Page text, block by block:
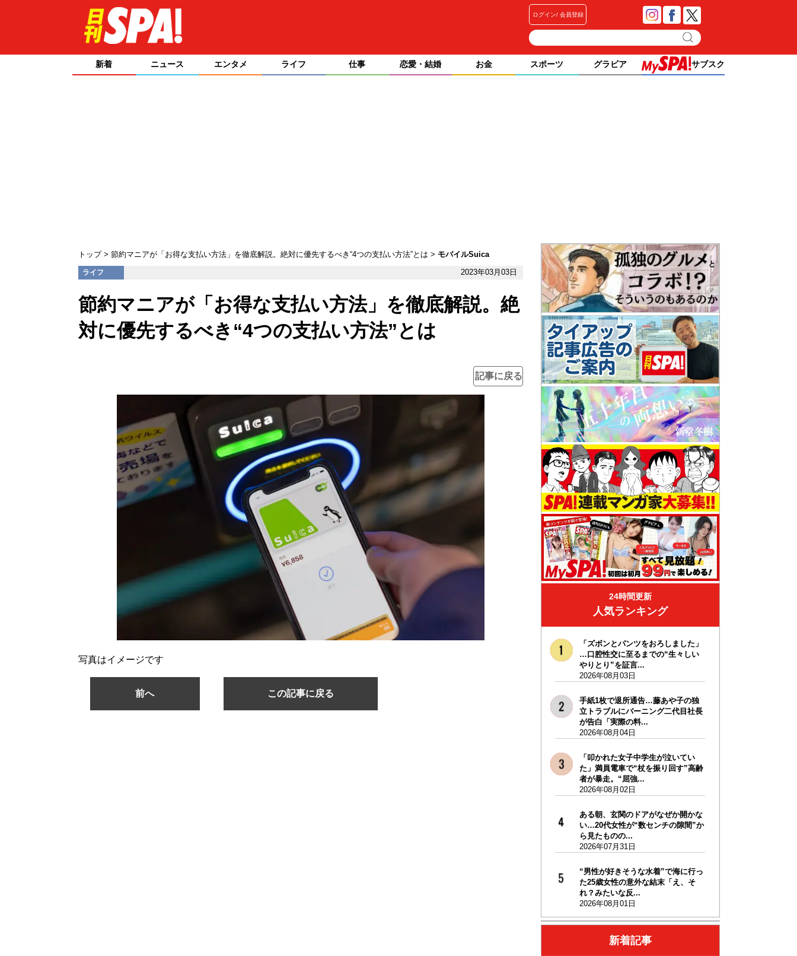
ログイン 会員登録
新着 ニュース エンタメ ライフ 仕事 恋愛・結婚 お金 スポーツ グラビア サブスク
トップ 節約マニアが「お得な支払い方法」を徹底解説。絶対に優先するべき“4つの支払い方法”とは モバイルSuica
ライフ 2023年03月03日
節約マニアが「お得な支払い方法」を徹底解説。絶
対に優先するべき“4つの支払い方法”とは
記事に戻る
写真はイメージです
前へ この記事に戻る
24時間更新
人気ランキング
「ズボンとパンツをおろしました」
…口腔性交に至るまでの“生々しい
やりとり”を証言...
2026年08月03日
手紙1枚で退所通告…藤あや子の独
立トラブルにバーニング二代目社長
が告白「実際の料...
2026年08月04日
「叩かれた女子中学生が泣いてい
た」満員電車で“杖を振り回す”高齢
者が暴走。“屈強...
2026年08月02日
ある朝、玄関のドアがなぜか開かな
い…20代女性が“数センチの隙間”か
ら見たものの...
2026年07月31日
“男性が好きそうな水着”で海に行っ
た25歳女性の意外な結末「え、そ
れ？みたいな反...
2026年08月01日
新着記事